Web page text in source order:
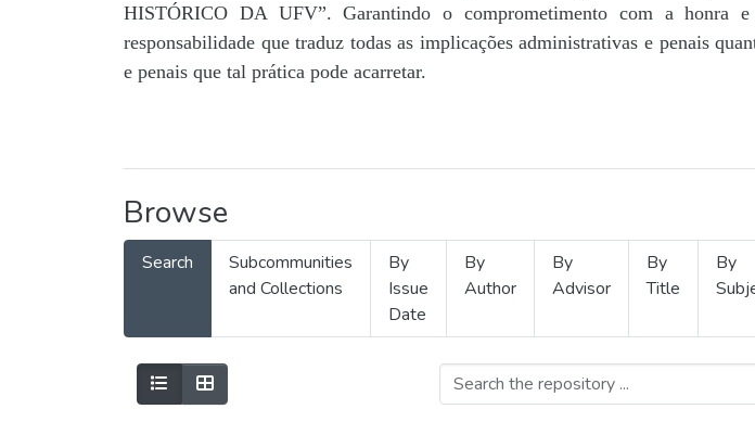
HISTÓRICO DA UFV”. Garantindo o comprometimento com a honra
responsabilidade que traduz todas as implicações administrativas e penais
e penais que tal prática pode acarretar.
Browse
Search
Subcommunities
and Collections
By
Issue
Date
By
Author
By
Advisor
By
Title
By